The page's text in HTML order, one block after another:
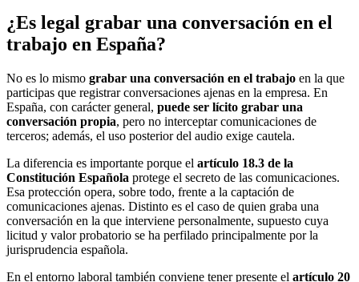
¿Es legal grabar una conversación en el
trabajo en España?
No es lo mismo grabar una conversación en el trabajo en la que
participas que registrar conversaciones ajenas en la empresa. En
España, con carácter general, puede ser lícito grabar una
conversación propia, pero no interceptar comunicaciones de
terceros; además, el uso posterior del audio exige cautela.
La diferencia es importante porque el artículo 18.3 de la
Constitución Española protege el secreto de las comunicaciones.
Esa protección opera, sobre todo, frente a la captación de
comunicaciones ajenas. Distinto es el caso de quien graba una
conversación en la que interviene personalmente, supuesto cuya
licitud y valor probatorio se ha perfilado principalmente por la
jurisprudencia española.
En el entorno laboral también conviene tener presente el artículo 20